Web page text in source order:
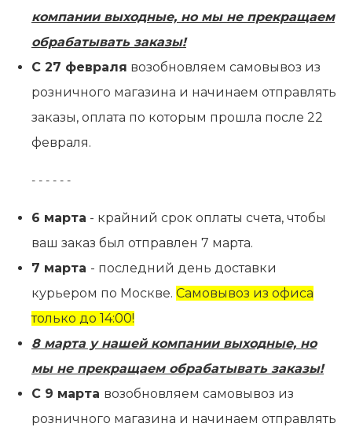
компании выходные, но мы не прекращаем
обрабатывать заказы!
С 27 февраля возобновляем самовывоз из
розничного магазина и начинаем отправлять
заказы, оплата по которым прошла после 22
февраля.
- - - - - -
6 марта - крайний срок оплаты счета, чтобы
ваш заказ был отправлен 7 марта.
7 марта - последний день доставки
курьером по Москве. Самовывоз из офиса
только до 14:00!
8 марта у нашей компании выходные, но
мы не прекращаем обрабатывать заказы!
С 9 марта возобновляем самовывоз из
розничного магазина и начинаем отправлять